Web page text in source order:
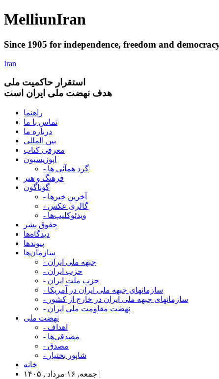
MelliunIran
Since 1905 for independence, freedom and
Iran
استقرار حاکميت ملی
هدف نهضت ملی ایران است
راهنما
تماس با ما
درباره ما
بین المللی
معرفی کتاب
اپوزیسیون
- گرد همآئی ها
فرهنگ و هنر
گوناگون
- آخرین خبرها
- گالری عکس
- ویدئوکلیپ‌ها
حقوق بشر
دیدگاه‌ها
پیوندها
سازمان‌ها
- جبهه ملی ایران
- حزب ایران
- حزب ملت ایران
- سازمانهای جبهه ملی ایران در آمریکا
- سازمانهای جبهه ملی ایران در خارج از کشور
- نهضت مقاومت ملی ایران
نهضت ملی
- اهداف
- مصدقی‌ها
- مصدق
- شاپور بختیار
خانه
جمعه, ۱۶ مرداد , ۱۴۰۵ |